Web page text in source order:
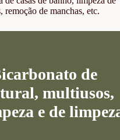
remoção de manchas, etc.
de
multiusos,
e de